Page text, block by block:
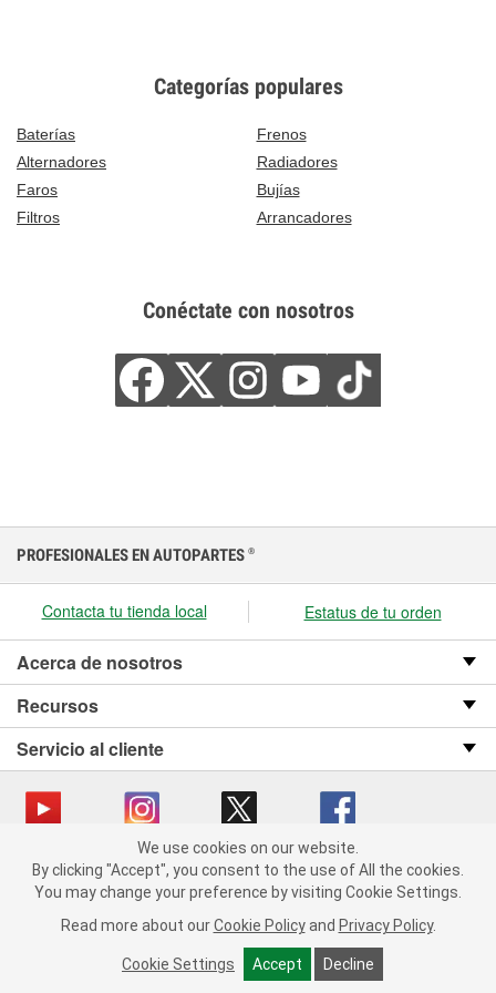
Categorías populares
Baterías
Frenos
Alternadores
Radiadores
Faros
Bujías
Filtros
Arrancadores
Conéctate con nosotros
We use cookies on our website. By clicking "Accept", you consent
to the use of All the cookies.
You may change your preference by visiting Cookie Settings.
Read more about our Cookie Policy and Privacy Policy.
Cookie Settings Accept Decline
PROFESIONALES EN AUTOPARTES ®
Contacta tu tienda local Estatus de tu orden
Acerca de nosotros
Recursos
Servicio al cliente
Copyright © 2008-2026 O’Reilly Auto Parts v OST_3.2.0.0.729 (3) cv1361
catalog_main
Política de privacidad
Ley de transparencia en las cadenas de suministro
We use cookies on our website.
By clicking "Accept", you consent to the use of All the cookies.
You may change your preference by visiting Cookie Settings.
Read more about our Cookie Policy and Privacy Policy.
Cookie Settings Accept Decline